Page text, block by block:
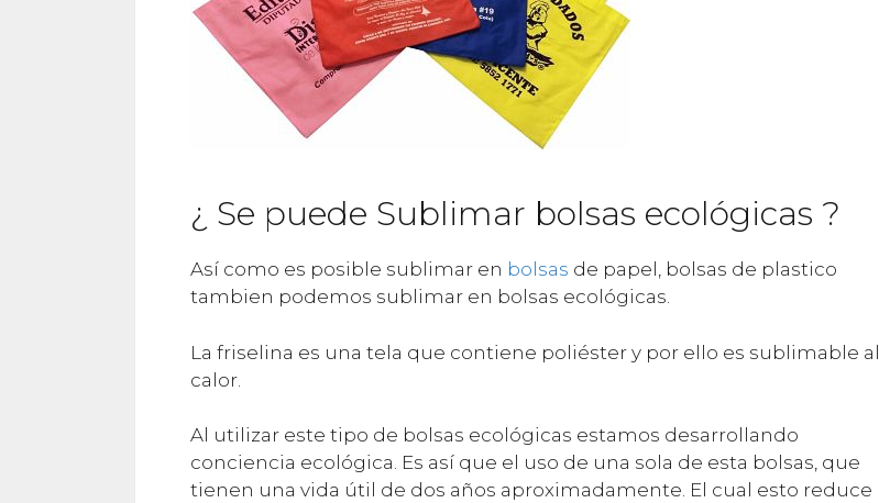
¿ Se puede Sublimar bolsas ecológicas ?
Así como es posible sublimar en bolsas de papel, bolsas de plastico
tambien podemos sublimar en bolsas ecológicas.
La friselina es una tela que contiene poliéster y por ello es sublimable al
calor.
Al utilizar este tipo de bolsas ecológicas estamos desarrollando
conciencia ecológica. Es así que el uso de una sola de esta bolsas, que
tienen una vida útil de dos años aproximadamente. El cual esto reduce